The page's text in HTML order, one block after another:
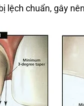
lệch chuẩn, gây